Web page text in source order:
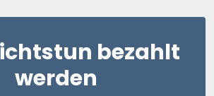
bezahlt
werden